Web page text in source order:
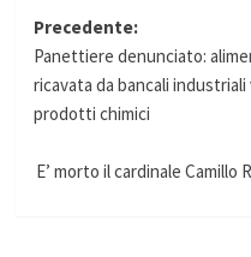
Navigazione
articolo
Precedente:
Panettiere denunciato:
ricavata da bancali
prodotti chimici
E’ morto il cardinale Camillo